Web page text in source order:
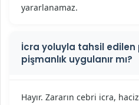
yararlanamaz.
İcra yoluyla tahsil edilen
pişmanlık uygulanır mı?
Hayır. Zararın cebri icra,